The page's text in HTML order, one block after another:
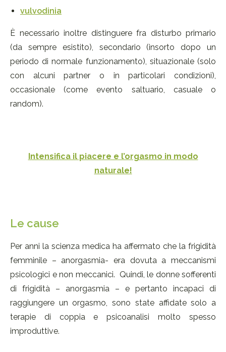
vulvodinia
È necessario inoltre distinguere fra disturbo primario
(da sempre esistito), secondario (insorto dopo un
periodo di normale funzionamento), situazionale (solo
con alcuni partner o in particolari condizioni),
occasionale (come evento saltuario, casuale o
random).
Intensifica il piacere e l’orgasmo in modo
naturale!
Le cause
Per anni la scienza medica ha affermato che la frigidità
femminile – anorgasmia- era dovuta a meccanismi
psicologici e non meccanici. Quindi, le donne sofferenti
di frigidità – anorgasmia – e pertanto incapaci di
raggiungere un orgasmo, sono state affidate solo a
terapie di coppia e psicoanalisi molto spesso
improduttive.